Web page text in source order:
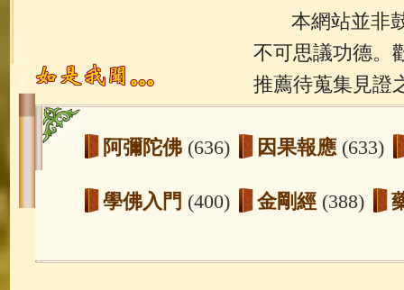
本網站並非鼓
不可思議功德。
推薦待蒐集見證
阿彌陀佛 (636) 因果報應 (633)
學佛入門 (400) 金剛經 (388)
玉曆寶鈔(236) 地藏經(225)